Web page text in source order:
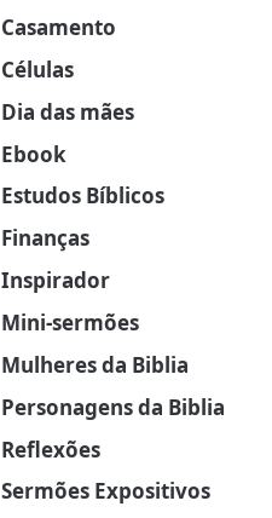
Casamento
Células
Dia das mães
Ebook
Estudos Bíblicos
Finanças
Inspirador
Mini-sermões
Mulheres da Biblia
Personagens da Biblia
Reflexões
Sermões Expositivos